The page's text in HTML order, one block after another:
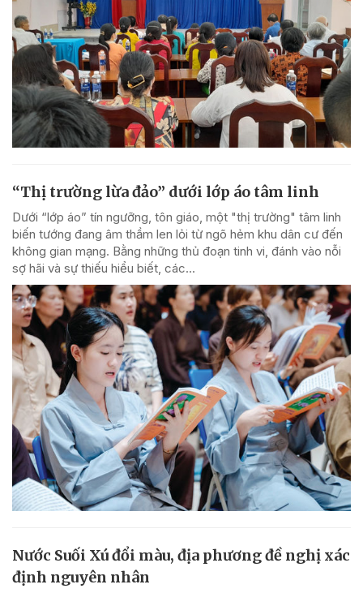
“Thị trường lừa đảo” dưới lớp áo tâm linh
Dưới “lớp áo” tín ngưỡng, tôn giáo, một "thị trường" tâm linh
biến tướng đang âm thầm len lỏi từ ngõ hẻm khu dân cư đến
không gian mạng. Bằng những thủ đoạn tinh vi, đánh vào nỗi
sợ hãi và sự thiếu hiểu biết, các...
Nước Suối Xú đổi màu, địa phương đề nghị xác
định nguyên nhân